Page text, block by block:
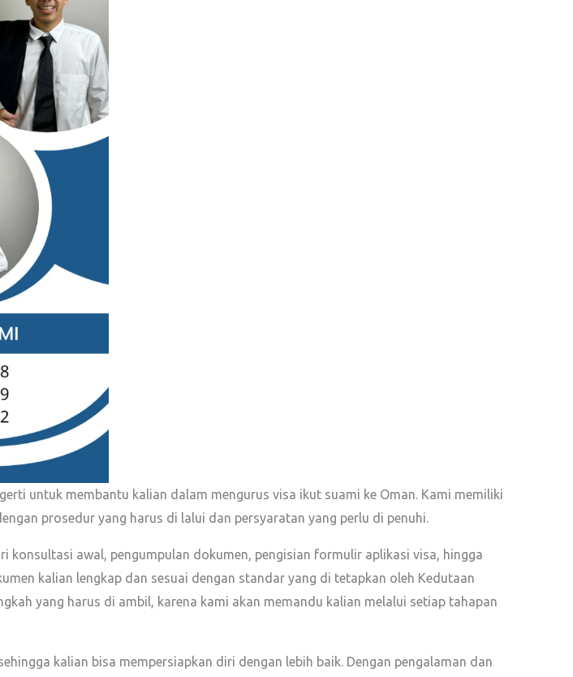
untuk membantu kalian dalam mengurus visa ikut suami ke Oman. Kami memiliki
prosedur yang harus di lalui dan persyaratan yang perlu di penuhi.
konsultasi awal, pengumpulan dokumen, pengisian formulir aplikasi visa, hingga
kalian lengkap dan sesuai dengan standar yang di tetapkan oleh Kedutaan
yang harus di ambil, karena kami akan memandu kalian melalui setiap tahapan
kalian bisa mempersiapkan diri dengan lebih baik. Dengan pengalaman dan